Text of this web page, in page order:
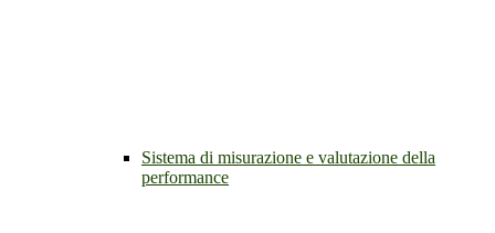
Sistema di misurazione e valutazione della
performance